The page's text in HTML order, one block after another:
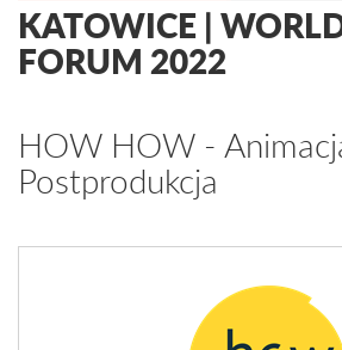
KATOWICE |
FORUM 2022
HOW HOW -
Postprodukcja